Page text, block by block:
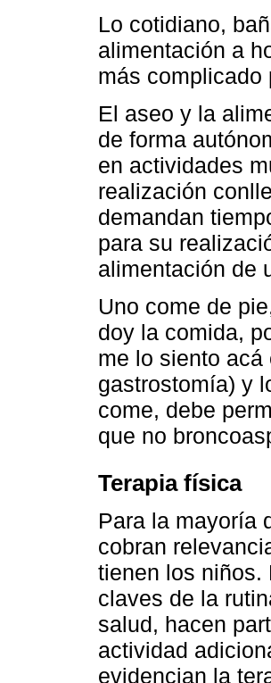
Lo cotidiano,
alimentación a
más complicado
El aseo y la
de forma
en actividades
realización
demandan
para su
alimentación de
Uno come de
doy la comida,
me lo siento
gastrostomía) y
come, debe
que no
Terapia física
Para la mayoría
cobran
tienen los niños.
claves de la
salud, hacen
actividad
evidencian la